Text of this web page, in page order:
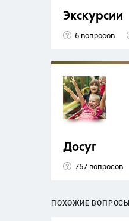
Экскурсии
6 вопросов
Досуг
757 вопросов
ПОХОЖИЕ ВОПРОСЫ